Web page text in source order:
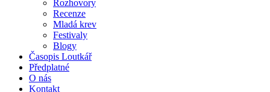
Rozhovory
Recenze
Mladá krev
Festivaly
Blogy
Časopis Loutkář
Předplatné
O nás
Kontakt